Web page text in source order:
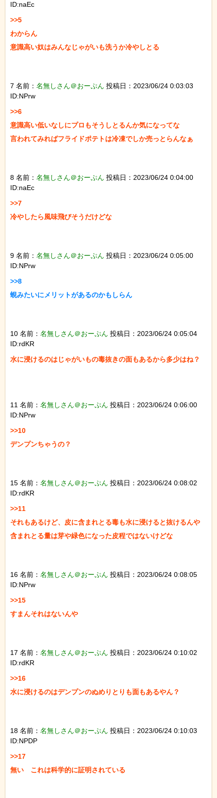
ID:naEc
>>5
わからん
意識高い奴はみんなじゃがいも洗うか冷やしとる
7 名前： 名無しさん＠おーぷん 投稿日：2023/06/24 0:03:03
ID:NPrw
>>6
意識高い低いなしにプロもそうしとるんか気になってな
言われてみればフライドポテトは冷凍でしか売っとらんなぁ
8 名前： 名無しさん＠おーぷん 投稿日：2023/06/24 0:04:00
ID:naEc
>>7
冷やしたら風味飛びそうだけどな
9 名前： 名無しさん＠おーぷん 投稿日：2023/06/24 0:05:00
ID:NPrw
>>8
蜆みたいにメリットがあるのかもしらん
10 名前： 名無しさん＠おーぷん 投稿日：2023/06/24 0:05:04
ID:rdKR
水に浸けるのはじゃがいもの毒抜きの面もあるから多少はね？
11 名前： 名無しさん＠おーぷん 投稿日：2023/06/24 0:06:00
ID:NPrw
>>10
デンプンちゃうの？
15 名前： 名無しさん＠おーぷん 投稿日：2023/06/24 0:08:02
ID:rdKR
>>11
それもあるけど、皮に含まれとる毒も水に浸けると抜けるんや
含まれとる量は芽や緑色になった皮程ではないけどな
16 名前： 名無しさん＠おーぷん 投稿日：2023/06/24 0:08:05
ID:NPrw
>>15
すまんそれはないんや
17 名前： 名無しさん＠おーぷん 投稿日：2023/06/24 0:10:02
ID:rdKR
>>16
水に浸けるのはデンプンのぬめりとりも面もあるやん？
18 名前： 名無しさん＠おーぷん 投稿日：2023/06/24 0:10:03
ID:NPDP
>>17
無い　これは科学的に証明されている